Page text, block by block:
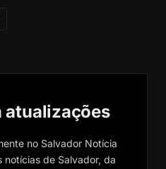
atualizações
no Salvador Notícia
notícias de Salvador, da